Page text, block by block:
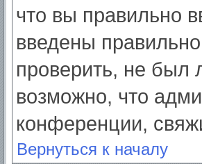
что вы правильно
введены
проверить, не был
возможно, что
конференции,
Вернуться к началу